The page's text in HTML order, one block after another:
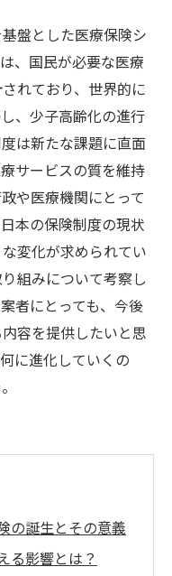
盤とした医療保険シ
、国民が必要な医療
れており、世界的に
、少子高齢化の進行
は新たな課題に直面
サービスの質を維持
や医療機関にとって
本の保険制度の現状
変化が求められてい
組みについて考察し
者にとっても、今後
容を提供したいと思
に進化していくの
の誕生とその意義
る影響とは？